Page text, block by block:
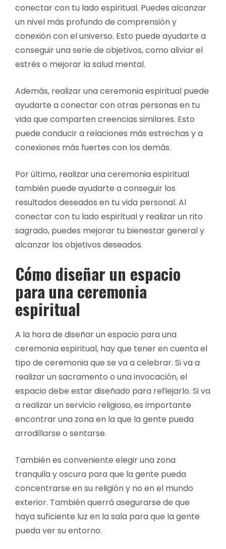
conectar con tu lado espiritual. Puedes alcanzar
un nivel más profundo de comprensión y
conexión con el universo. Esto puede ayudarte a
conseguir una serie de objetivos, como aliviar el
estrés o mejorar la salud mental.
Además, realizar una ceremonia espiritual puede
ayudarte a conectar con otras personas en tu
vida que comparten creencias similares. Esto
puede conducir a relaciones más estrechas y a
conexiones más fuertes con los demás.
Por último, realizar una ceremonia espiritual
también puede ayudarte a conseguir los
resultados deseados en tu vida personal. Al
conectar con tu lado espiritual y realizar un rito
sagrado, puedes mejorar tu bienestar general y
alcanzar los objetivos deseados.
Cómo diseñar un espacio
para una ceremonia
espiritual
A la hora de diseñar un espacio para una
ceremonia espiritual, hay que tener en cuenta el
tipo de ceremonia que se va a celebrar. Si va a
realizar un sacramento o una invocación, el
espacio debe estar diseñado para reflejarlo. Si va
a realizar un servicio religioso, es importante
encontrar una zona en la que la gente pueda
arrodillarse o sentarse.
También es conveniente elegir una zona
tranquila y oscura para que la gente pueda
concentrarse en su religión y no en el mundo
exterior. También querrá asegurarse de que
haya suficiente luz en la sala para que la gente
pueda ver su entorno.